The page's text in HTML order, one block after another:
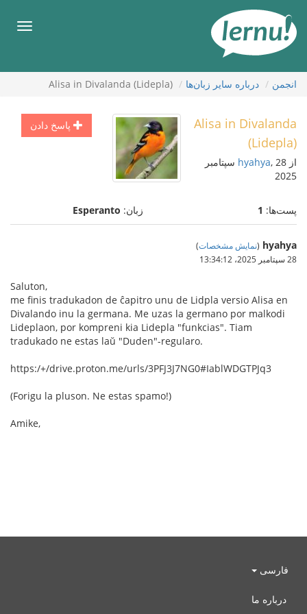
محتوا
انجمن درباره ساير زبان‌ها Alisa in Divalanda (Lidepla)
پاسخ دادن
Alisa in Divalanda
(Lidepla)
از hyahya , 28 سپتامبر
2025
پست‌ها: 1 زبان: Esperanto
hyahya
(نمایش مشخصات)
28 سپتامبر 2025،‏ 13:34:12
Saluton,
me finis tradukadon de ĉapitro unu de Lidpla versio Alisa en
Divalando inu la germana. Me uzas la germano por malkodi
Lideplaon, por kompreni kia Lidepla "funkcias". Tiam
tradukado ne estas laŭ "Duden"-regularo.
https:/+/drive.proton.me/urls/3PFJ3J7NG0#IablWDGTPJq3
(Forigu la pluson. Ne estas spamo!)
Amike,
فارسی
درباره ما